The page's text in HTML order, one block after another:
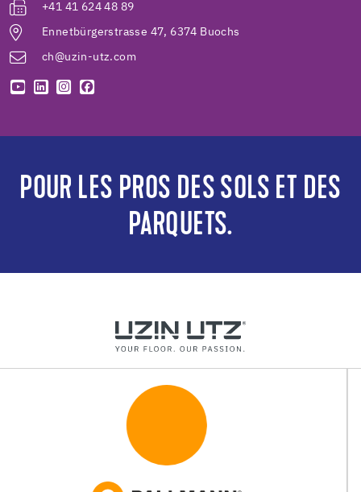
+41 41 624 48 89
Ennetbürgerstrasse 47, 6374 Buochs
ch@uzin-utz.com
POUR LES PROS DES SOLS ET DES
PARQUETS.